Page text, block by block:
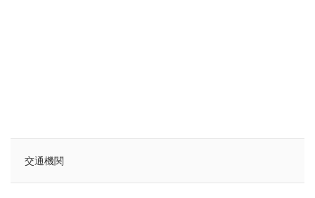
交通機関